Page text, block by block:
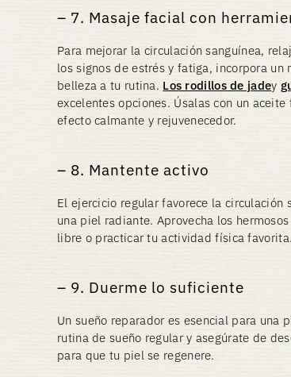
7. Masaje facial con
Para mejorar la circulación sanguínea,
los signos de estrés y fatiga, incorpora
belleza a tu rutina. Los rodillos de jadey
excelentes opciones. Úsalas con un
efecto calmante y rejuvenecedor.
8. Mantente activo
El ejercicio regular favorece la circulación
una piel radiante. Aprovecha los
libre o practicar tu actividad física favorita.
9. Duerme lo suficiente
Un sueño reparador es esencial para una
rutina de sueño regular y asegúrate de
para que tu piel se regenere.